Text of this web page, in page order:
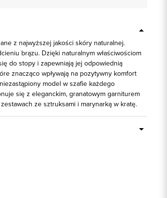
z najwyższej jakości skóry naturalnej.
brązu. Dzięki naturalnym właściwościom
do stopy i zapewniają jej odpowiednią
znacząco wpływają na pozytywny komfort
model w szafie każdego
się z eleganckim, granatowym garniturem
ze sztruksami i marynarką w kratę.